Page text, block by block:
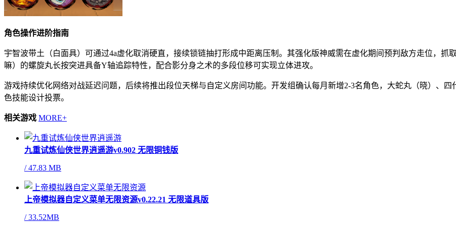
角色操作进阶指南
宇智波带土（白面具）可通过4a虚化取消硬直，接续锁链抽打形成中距离压制。其强化版神威需在虚化期间预判敌方走位，抓
嘛）的螺旋丸长按突进具备Y轴追踪特性，配合影分身之术的多段位移可实现立体进攻。
游戏持续优化网络对战延迟问题，后续将推出段位天梯与自定义房间功能。开发组确认每月新增2-3名角色，大蛇丸（晓）、
色技能设计投票。
相关游戏 MORE+
九重试炼仙侠世界逍遥游v0.902 无限铜钱版
/47.83 MB
上帝模拟器自定义菜单无限资源v0.22.21 无限道具版
/33.52MB